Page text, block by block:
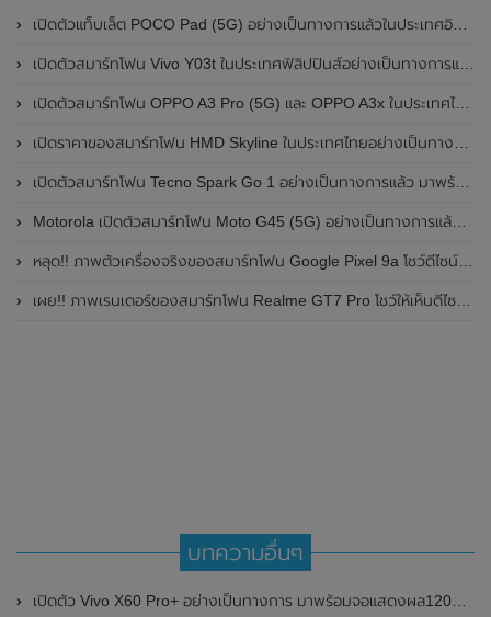
เปิดตัวแท็บเล็ต POCO Pad (5G) อย่างเป็นทางการแล้วในประเทศอินเดีย มาพร้อมชิปเซ็ต Snapdragon 7s Gen 2 ของ Qualcomm และรองรับเครือข่าย 5G
เปิดตัวสมาร์ทโฟน Vivo Y03t ในประเทศฟิลิปปินส์อย่างเป็นทางการแล้ว มาพร้อมชิปเซ็ต Unisoc T612 , กล้องหลัง ความละเอียด 13MP , แบตเตอรี่ 5,000mAh และหน้าจอแสดงผล LCD / 90Hz
เปิดตัวสมาร์ทโฟน OPPO A3 Pro (5G) และ OPPO A3x ในประเทศไทยอย่างเป็นทางการแล้ว ในราคาเริ่มต้นเพียง 3,999 บาท
เปิดราคาของสมาร์ทโฟน HMD Skyline ในประเทศไทยอย่างเป็นทางการแล้ว ราคา 14,990 บาท
เปิดตัวสมาร์ทโฟน Tecno Spark Go 1 อย่างเป็นทางการแล้ว มาพร้อมหน้าจอแสดงผล LCD / 120Hz , แบตเตอรี่ 5,000mAh และใช้ชิปเซ็ต Unisoc
Motorola เปิดตัวสมาร์ทโฟน Moto G45 (5G) อย่างเป็นทางการแล้วในอินเดีย
หลุด!! ภาพตัวเครื่องจริงของสมาร์ทโฟน Google Pixel 9a โชว์ดีไซน์ใหม่ กล้องหลังแบนราบ ไม่มีกรอบของกล้องแล้ว
เผย!! ภาพเรนเดอร์ของสมาร์ทโฟน Realme GT7 Pro โชว์ให้เห็นดีไซน์ใหม่ พร้อมเผยรายละเอียดสเปกที่สำคัญบางส่วน
บทความอื่นๆ
เปิดตัว Vivo X60 Pro+ อย่างเป็นทางการ มาพร้อมจอแสดงผล120Hz ขนาด 6.56 นิ้ว , ชิปเซ็ต Snapdragon 888 , กล้องหลัง 4 ตัว เลนส์ Zeiss ความละเอียดสูงถึง 50MP และมีระบบกันสั่นแบบ Gimbal รุ่นใหม่